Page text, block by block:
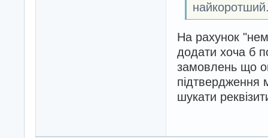
На рахунок
додати хоча б
замовлень що
підтвердження
шукати